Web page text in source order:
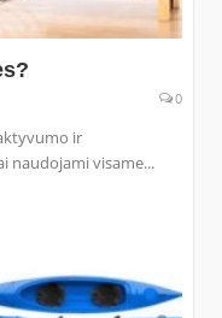
0
ir
naudojami visame...